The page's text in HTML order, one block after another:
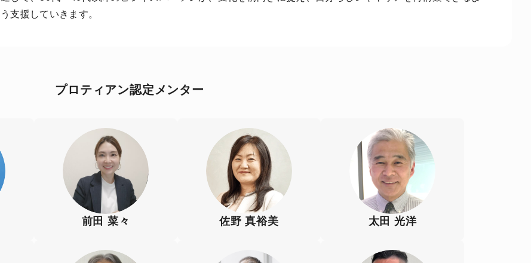
う支援していきます。
プロティアン認定メンター
前田 菜々 佐野 真裕美 太田 光洋